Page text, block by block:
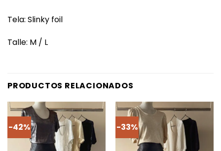
Tela: Slinky foil
Talle: M / L
PRODUCTOS RELACIONADOS
-42% -33%